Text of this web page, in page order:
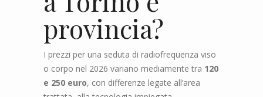
provincia?
I prezzi per una seduta di radiofrequenza viso
o corpo nel 2026 variano mediamente tra 120
e 250 euro, con differenze legate all’area